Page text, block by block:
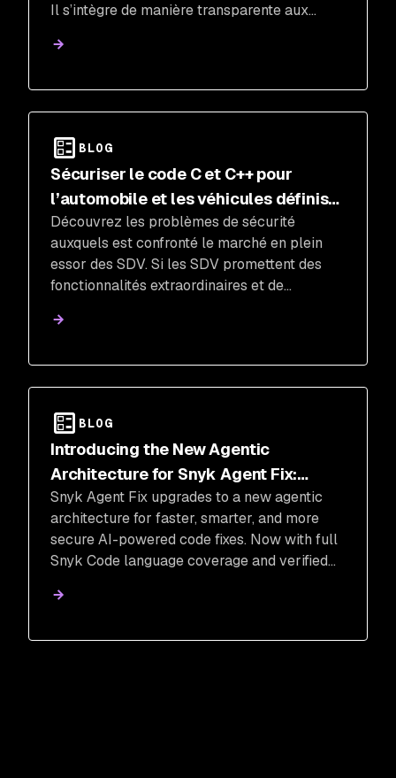
Il s’intègre de manière transparente aux
priorité aux problèmes critiques. Grâce à l’IA,
rapides, précises et sûres qui aident les
développeurs à renforcer la sécurité de leurs
applications.
BLOG
Sécuriser le code C et C++ pour
l’automobile et les véhicules définis
par le logiciel (SDV)
Découvrez les problèmes de sécurité
auxquels est confronté le marché en plein
essor des SDV. Si les SDV promettent des
fonctionnalités extraordinaires et de
principalement sur du code écrit en C ou en
vulnérabilités.
BLOG
Introducing the New Agentic
Architecture for Snyk Agent Fix:
Faster, Smarter, and More Secure
Snyk Agent Fix upgrades to a new agentic
architecture for faster, smarter, and more
secure AI-powered code fixes. Now with full
Snyk Code language coverage and verified